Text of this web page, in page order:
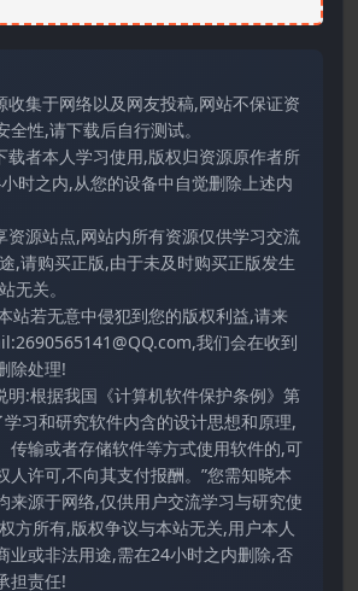
收集于网络以及网友投稿,网站不保证资
性,请下载后自行测试。
载者本人学习使用,版权归资源原作者所
时之内,从您的设备中自觉删除上述内
资源站点,网站内所有资源仅供学习交流
,请购买正版,由于未及时购买正版发生
无关。
站若无意中侵犯到您的版权利益,请来
我们会在收到
除处理!
明:根据我国《计算机软件保护条例》第
学习和研究软件内含的设计思想和原理,
传输或者存储软件等方式使用软件的,可
人许可,不向其支付报酬。”您需知晓本
来源于网络,仅供用户交流学习与研究使
方所有,版权争议与本站无关,用户本人
业或非法用途,需在24小时之内删除,否
担责任!